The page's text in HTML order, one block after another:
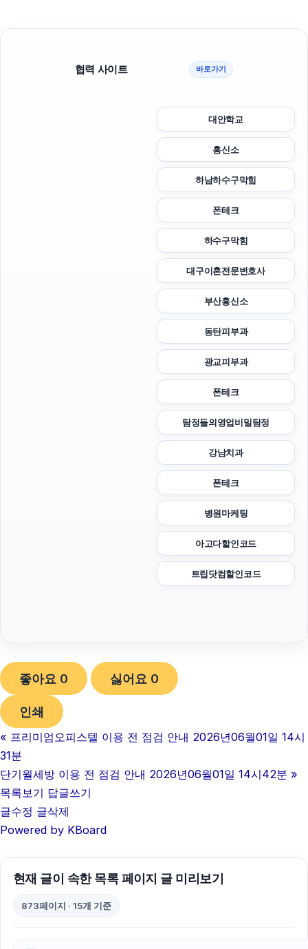
협력 사이트 바로가기
대안학교
흥신소
하남하수구막힘
폰테크
하수구막힘
대구이혼전문변호사
부산흥신소
동탄피부과
광교피부과
폰테크
탐정들의영업비밀탐정
강남치과
폰테크
병원마케팅
아고다할인코드
트립닷컴할인코드
좋아요 0 싫어요 0
인쇄
« 프리미엄오피스텔 이용 전 점검 안내 2026년06월01일 14시
31분
단기월세방 이용 전 점검 안내 2026년06월01일 14시42분 »
목록보기 답글쓰기
글수정 글삭제
Powered by KBoard
현재 글이 속한 목록 페이지 글 미리보기
873페이지 · 15개 기준